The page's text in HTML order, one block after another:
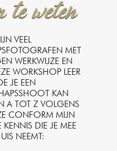
VEEL
MET
WERKWIJZE EN
WORKSHOP LEER
JE EEN
KAN
A TOT Z VOLGENS
CONFORM MIJN
DIE JE MEE
NEEMT:
te weten